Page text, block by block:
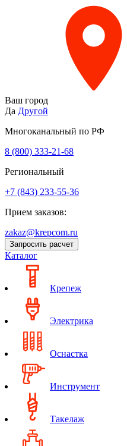
Ваш город
Да Другой
Многоканальный по РФ
8 (800) 333‑21-68
Региональный
+7 (843) 233-55-36
Прием заказов:
zakaz@krepcom.ru
Запросить расчет
Каталог
Крепеж
Электрика
Оснастка
Инструмент
Такелаж